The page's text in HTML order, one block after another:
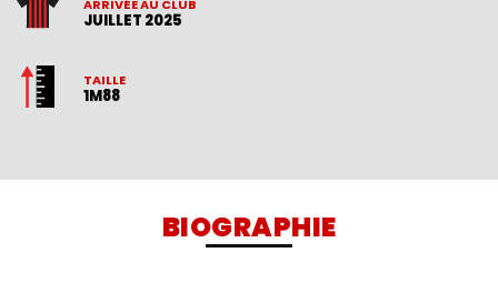
ARRIVÉE AU CLUB
JUILLET 2025
TAILLE
1M88
BIOGRAPHIE